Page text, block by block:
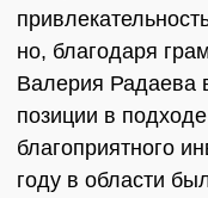
но, благодаря
Валерия Радаева
позиции в
благоприятного
году в области